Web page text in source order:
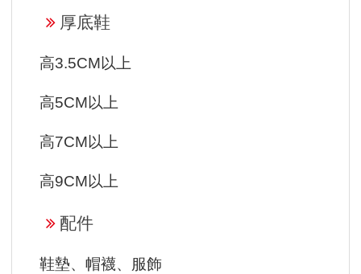
厚底鞋
高3.5CM以上
高5CM以上
高7CM以上
高9CM以上
配件
鞋墊、帽襪、服飾